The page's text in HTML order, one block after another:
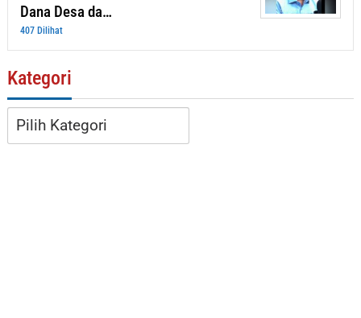
Dana Desa da…
407 Dilihat
Kategori
Kategori